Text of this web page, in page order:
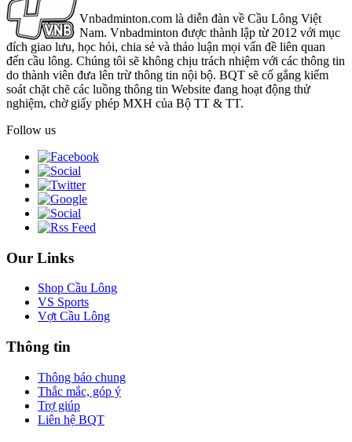
Vnbadminton.com là diễn đàn về Cầu Lông Việt
Nam. Vnbadminton được thành lập từ 2012 với mục
đích giao lưu, học hỏi, chia sẻ và thảo luận mọi vấn đề liên quan
đến cầu lông. Chúng tôi sẽ không chịu trách nhiệm với các thông tin
do thành viên đưa lên trừ thông tin nội bộ. BQT sẽ cố gắng kiểm
soát chặt chẽ các luồng thông tin Website đang hoạt động thử
nghiệm, chờ giấy phép MXH của Bộ TT & TT.
Follow us
Our Links
Shop Cầu Lông
VS Sports
Vợt Cầu Lông
Thông tin
Thông báo chung
Thắc mắc, góp ý
Trợ giúp
Liên hệ BQT